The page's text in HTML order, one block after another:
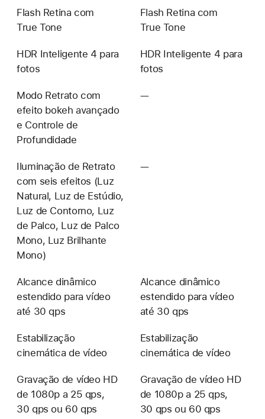
Flash Retina com
True Tone
Flash Retina com
True Tone
HDR Inteligente 4 para
fotos
HDR Inteligente 4 para
fotos
Modo Retrato com
efeito bokeh avançado
e Controle de
Profundidade
—Não
Iluminação de Retrato
com seis efeitos (Luz
Natural, Luz de Estúdio,
Luz de Contorno, Luz
de Palco, Luz de Palco
Mono, Luz Brilhante
Mono)
—Não
Alcance dinâmico
estendido para vídeo
até 30 qps
Alcance dinâmico
estendido para vídeo
até 30 qps
Estabilização
cinemática de vídeo
Estabilização
cinemática de vídeo
Gravação de vídeo HD
de 1080p a 25 qps,
30 qps ou 60 qps
Gravação de vídeo HD
de 1080p a 25 qps,
30 qps ou 60 qps